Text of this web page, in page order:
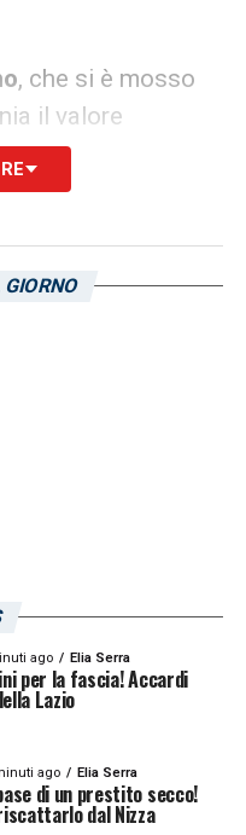
, che si è mosso
il valore
mercato. I
ricerca di rinforzi
a più, con il
ago Elia Serra
per la fascia! Accardi
Lazio
ago Elia Serra
di un prestito secco!
dal Nizza